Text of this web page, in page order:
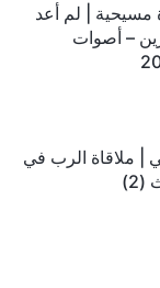
مسيحية | لم أعد
– أصوات
| ملاقاة الرب في
(2)